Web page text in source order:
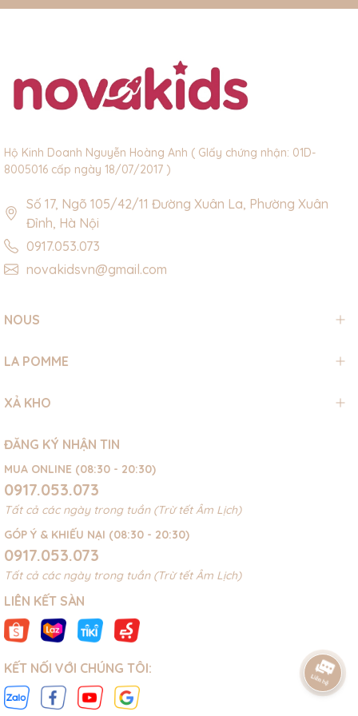
Hộ Kinh Doanh Nguyễn Hoàng Anh ( GIấy chứng nhận: 01D-
8005016 cấp ngày 18/07/2017 )
Số 17, Ngõ 105/42/11 Đường Xuân La, Phường Xuân
Đỉnh, Hà Nội
0917.053.073
novakidsvn@gmail.com
NOUS
LA POMME
XẢ KHO
ĐĂNG KÝ NHẬN TIN
MUA ONLINE (08:30 - 20:30)
0917.053.073
Tất cả các ngày trong tuần (Trừ tết Âm Lịch)
GÓP Ý & KHIẾU NẠI (08:30 - 20:30)
0917.053.073
Tất cả các ngày trong tuần (Trừ tết Âm Lịch)
LIÊN KẾT SÀN
KẾT NỐI VỚI CHÚNG TÔI: